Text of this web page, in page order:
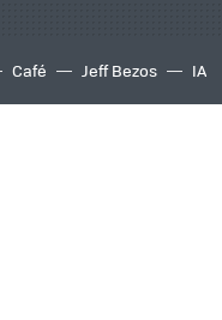
Café Jeff Bezos IA